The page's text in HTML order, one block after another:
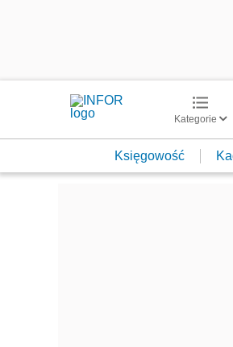
Kategorie
Księgowość